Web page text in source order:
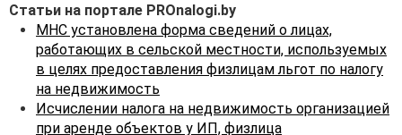
налоговым органом в
отношении одного объекта
налогообложения
(квартиры), приобретенного
плательщиком ранее
Статьи на портале PROnalogi.by
МНС установлена форма сведений о лицах,
работающих в сельской местности, используемых
в целях предоставления физлицам льгот по налогу
на недвижимость
Исчислении налога на недвижимость организацией
при аренде объектов у ИП, физлица